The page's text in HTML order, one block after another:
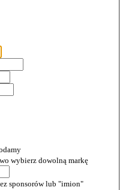
wybierz dowolną markę
sponsorów lub "imion"